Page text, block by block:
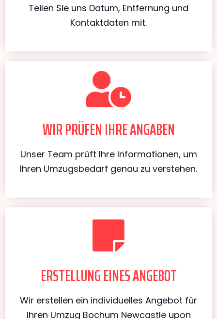
Teilen Sie uns Datum, Entfernung und
Kontaktdaten mit.
WIR PRÜFEN IHRE ANGABEN
Unser Team prüft Ihre Informationen, um
Ihren Umzugsbedarf genau zu verstehen.
ERSTELLUNG EINES ANGEBOT
Wir erstellen ein individuelles Angebot für
Ihren Umzug Bochum Newcastle upon